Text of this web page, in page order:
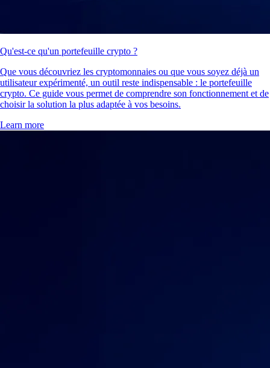
Qu'est-ce qu'un portefeuille crypto ?
Que vous découvriez les cryptomonnaies ou que vous soyez déjà un
utilisateur expérimenté, un outil reste indispensable : le portefeuille
crypto. Ce guide vous permet de comprendre son fonctionnement et de
choisir la solution la plus adaptée à vos besoins.
Learn more